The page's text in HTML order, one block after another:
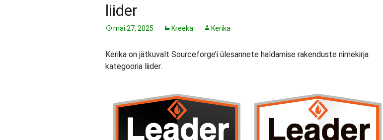
liider
mai 27, 2025 Kreeka Kerika
Kerika on jätkuvalt Sourceforge’i ülesannete haldamise rakenduste nimekirja
kategooria liider.